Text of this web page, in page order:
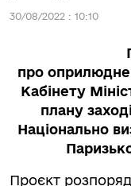
30/08/2022 : 10:10
про
Кабінету
плану
Національно
Проєкт